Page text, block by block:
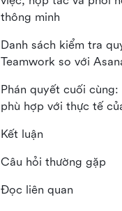
thông minh
Danh sách kiểm tra
Teamwork so với
Phán quyết cuối
phù hợp với thực tế
Kết luận
Câu hỏi thường gặp
Đọc liên quan